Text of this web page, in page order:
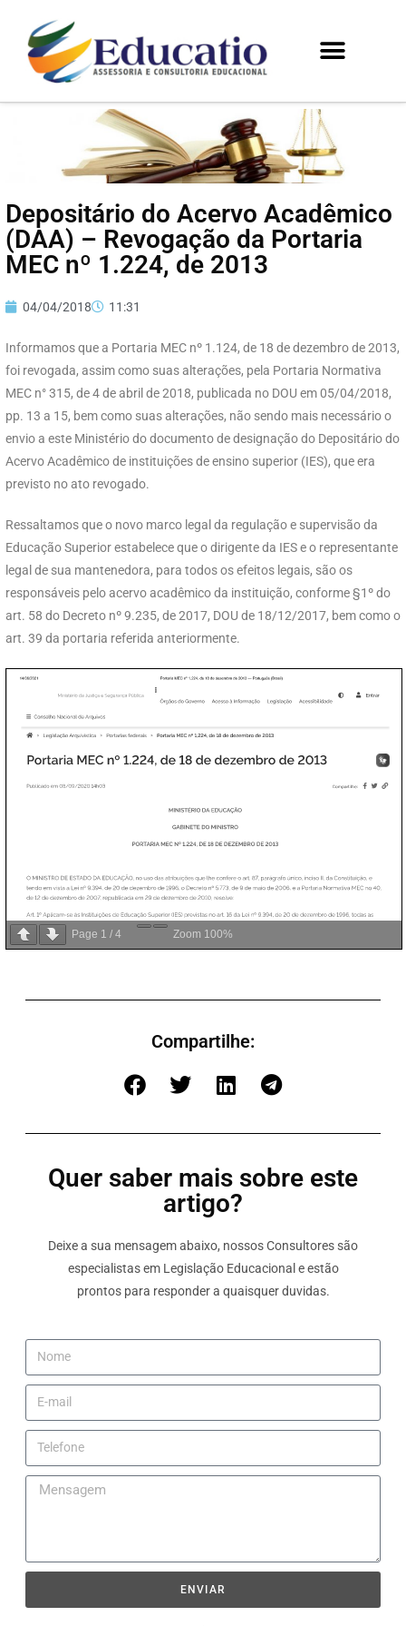
Depositário do Acervo Acadêmico
(DAA) – Revogação da Portaria
MEC nº 1.224, de 2013
04/04/2018 11:31
Informamos que a Portaria MEC nº 1.124, de 18 de dezembro de 2013,
foi revogada, assim como suas alterações, pela Portaria Normativa
MEC n° 315, de 4 de abril de 2018, publicada no DOU em 05/04/2018,
pp. 13 a 15, bem como suas alterações, não sendo mais necessário o
envio a este Ministério do documento de designação do Depositário do
Acervo Acadêmico de instituições de ensino superior (IES), que era
previsto no ato revogado.
Ressaltamos que o novo marco legal da regulação e supervisão da
Educação Superior estabelece que o dirigente da IES e o representante
legal de sua mantenedora, para todos os efeitos legais, são os
responsáveis pelo acervo acadêmico da instituição, conforme §1º do
art. 58 do Decreto nº 9.235, de 2017, DOU de 18/12/2017, bem como o
art. 39 da portaria referida anteriormente.
Page 1 / 4 Zoom 100%
Compartilhe:
Quer saber mais sobre este
artigo?
Deixe a sua mensagem abaixo, nossos Consultores são
especialistas em Legislação Educacional e estão
prontos para responder a quaisquer duvidas.
ENVIAR